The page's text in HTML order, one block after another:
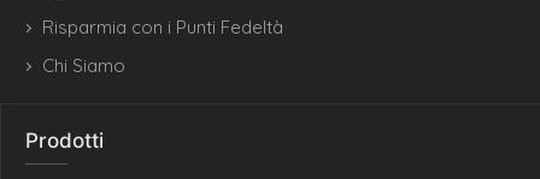
Risparmia con i Punti Fedeltà
Chi Siamo
Prodotti